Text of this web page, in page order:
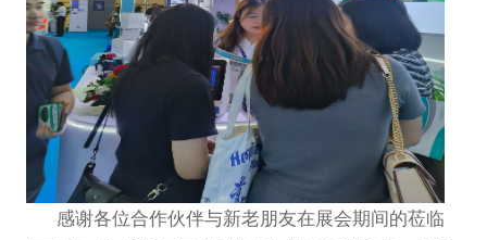
感谢各位合作伙伴与新老朋友在展会期间的莅临